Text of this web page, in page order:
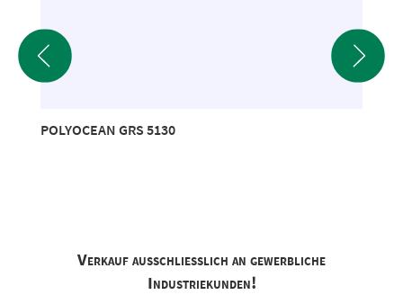
POLYOCEAN GRS 5130
Verkauf ausschliesslich an gewerbliche
Industriekunden!